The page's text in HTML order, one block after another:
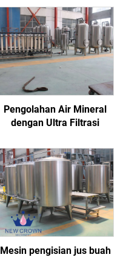
Pengolahan Air Mineral
dengan Ultra Filtrasi
Mesin pengisian jus buah